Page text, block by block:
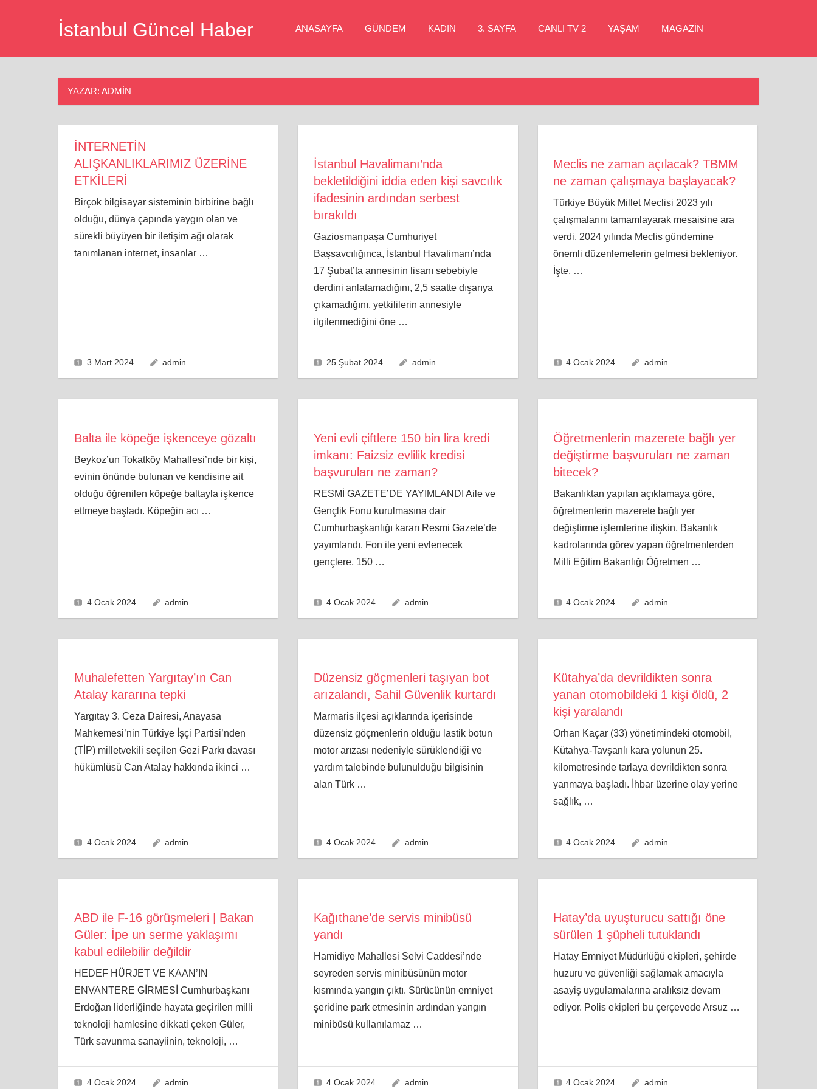
İstanbul Güncel Haber ANASAYFA GÜNDEM KADIN 3. SAYFA CANLI TV 2 YAŞAM MAGAZİN
YAZAR: ADMIN
İNTERNETİN
ALIŞKANLIKLARIMIZ ÜZERİNE
ETKİLERİ
Birçok bilgisayar sisteminin birbirine bağlı
olduğu, dünya çapında yaygın olan ve
sürekli büyüyen bir iletişim ağı olarak
tanımlanan internet, insanlar …
3 Mart 2024 admin
İstanbul Havalimanı’nda
bekletildiğini iddia eden kişi savcılık
ifadesinin ardından serbest
bırakıldı
Gaziosmanpaşa Cumhuriyet
Başsavcılığınca, İstanbul Havalimanı’nda
17 Şubat’ta annesinin lisanı sebebiyle
derdini anlatamadığını, 2,5 saatte dışarıya
çıkamadığını, yetkililerin annesiyle
ilgilenmediğini öne …
25 Şubat 2024 admin
Meclis ne zaman açılacak? TBMM
ne zaman çalışmaya başlayacak?
Türkiye Büyük Millet Meclisi 2023 yılı
çalışmalarını tamamlayarak mesaisine ara
verdi. 2024 yılında Meclis gündemine
önemli düzenlemelerin gelmesi bekleniyor.
İşte, …
4 Ocak 2024 admin
Balta ile köpeğe işkenceye gözaltı
Beykoz’un Tokatköy Mahallesi’nde bir kişi,
evinin önünde bulunan ve kendisine ait
olduğu öğrenilen köpeğe baltayla işkence
ettmeye başladı. Köpeğin acı …
4 Ocak 2024 admin
Yeni evli çiftlere 150 bin lira kredi
imkanı: Faizsiz evlilik kredisi
başvuruları ne zaman?
RESMİ GAZETE’DE YAYIMLANDI Aile ve
Gençlik Fonu kurulmasına dair
Cumhurbaşkanlığı kararı Resmi Gazete’de
yayımlandı. Fon ile yeni evlenecek
gençlere, 150 …
4 Ocak 2024 admin
Öğretmenlerin mazerete bağlı yer
değiştirme başvuruları ne zaman
bitecek?
Bakanlıktan yapılan açıklamaya göre,
öğretmenlerin mazerete bağlı yer
değiştirme işlemlerine ilişkin, Bakanlık
kadrolarında görev yapan öğretmenlerden
Milli Eğitim Bakanlığı Öğretmen …
4 Ocak 2024 admin
Muhalefetten Yargıtay’ın Can
Atalay kararına tepki
Yargıtay 3. Ceza Dairesi, Anayasa
Mahkemesi’nin Türkiye İşçi Partisi’nden
(TİP) milletvekili seçilen Gezi Parkı davası
hükümlüsü Can Atalay hakkında ikinci …
4 Ocak 2024 admin
Düzensiz göçmenleri taşıyan bot
arızalandı, Sahil Güvenlik kurtardı
Marmaris ilçesi açıklarında içerisinde
düzensiz göçmenlerin olduğu lastik botun
motor arızası nedeniyle sürüklendiği ve
yardım talebinde bulunulduğu bilgisinin
alan Türk …
4 Ocak 2024 admin
Kütahya’da devrildikten sonra
yanan otomobildeki 1 kişi öldü, 2
kişi yaralandı
Orhan Kaçar (33) yönetimindeki otomobil,
Kütahya-Tavşanlı kara yolunun 25.
kilometresinde tarlaya devrildikten sonra
yanmaya başladı. İhbar üzerine olay yerine
sağlık, …
4 Ocak 2024 admin
ABD ile F-16 görüşmeleri | Bakan
Güler: İpe un serme yaklaşımı
kabul edilebilir değildir
HEDEF HÜRJET VE KAAN’IN
ENVANTERE GİRMESİ Cumhurbaşkanı
Erdoğan liderliğinde hayata geçirilen milli
teknoloji hamlesine dikkati çeken Güler,
Türk savunma sanayiinin, teknoloji, …
4 Ocak 2024 admin
Kağıthane’de servis minibüsü
yandı
Hamidiye Mahallesi Selvi Caddesi’nde
seyreden servis minibüsünün motor
kısmında yangın çıktı. Sürücünün emniyet
şeridine park etmesinin ardından yangın
minibüsü kullanılamaz …
4 Ocak 2024 admin
Hatay’da uyuşturucu sattığı öne
sürülen 1 şüpheli tutuklandı
Hatay Emniyet Müdürlüğü ekipleri, şehirde
huzuru ve güvenliği sağlamak amacıyla
asayiş uygulamalarına aralıksız devam
ediyor. Polis ekipleri bu çerçevede Arsuz …
4 Ocak 2024 admin